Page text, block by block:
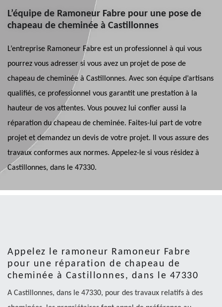
L’équipe de Ramoneur Fabre pour une pose de
chapeau de cheminée à Castillonnes
L’entreprise Ramoneur Fabre est un professionnel à qui vous
pourrez vous adresser si vous avez un projet de pose de
chapeau de cheminée à Castillonnes. Avec son équipe d’artisans
qualifiés, ce professionnel vous garantit une prestation à la
hauteur de vos attentes. Vous pouvez lui confier aussi la
réparation du chapeau de cheminée. Faites-lui part de votre
projet et demandez un devis de votre projet. Il vous assure des
travaux conformes aux normes. Appelez-le si vous résidez à
Castillonnes, dans le 47330.
Appelez le ramoneur Ramoneur Fabre
pour une réparation de chapeau de
cheminée à Castillonnes, dans le 47330
A Castillonnes, dans le 47330, pour des travaux relatifs à des